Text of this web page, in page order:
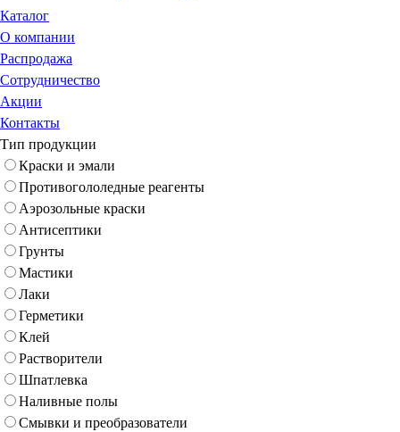
Каталог
О компании
Распродажа
Сотрудничество
Акции
Контакты
Тип продукции
Краски и эмали
Противогололедные реагенты
Аэрозольные краски
Антисептики
Грунты
Мастики
Лаки
Герметики
Клей
Растворители
Шпатлевка
Наливные полы
Смывки и преобразователи